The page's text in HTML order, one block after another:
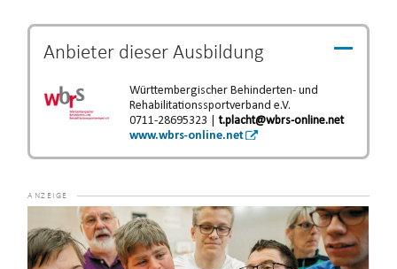
Anbieter dieserAusbildung
Württembergischer Behinderten- und
Rehabilitationssportverband e.V.
0711-28695323 |t.placht@wbrs-online.net
www.wbrs-online.net
Player